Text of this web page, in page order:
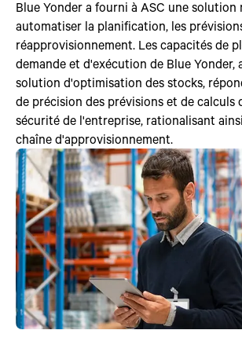
Blue Yonder a fourni à ASC une
automatiser la planification, les
réapprovisionnement. Les capacités de
demande et d'exécution de Blue Yonder,
solution d'optimisation des stocks,
de précision des prévisions et de calculs
sécurité de l'entreprise, rationalisant
chaîne d'approvisionnement.